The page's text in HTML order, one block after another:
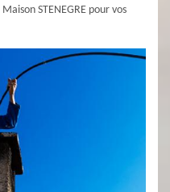
STENEGRE pour vos